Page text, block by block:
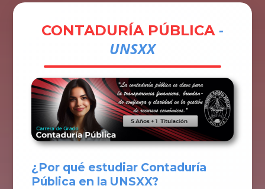
CONTADURÍA PÚBLICA -
UNSXX
¿Por qué estudiar Contaduría
Pública en la UNSXX?